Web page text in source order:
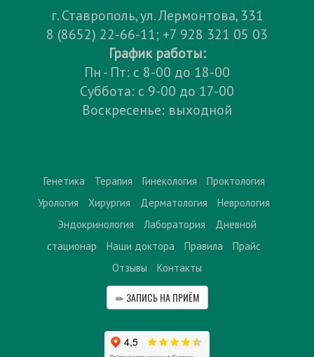
г. Ставрополь, ул. Лермонтова, 331
8 (8652) 22-66-11; +7 928 321 05 03
График работы:
Пн - Пт: с 8-00 до 18-00
Суббота: с 9-00 до 17-00
Воскресенье: выходной
Генетика Терапия Гинекология
Проктология
Урология
Хирургия Дерматология
Неврология
Эндокринология
Лаборатория
Дневной
стационар
Наши доктора Правила
Прайс
Отзывы
Контакты
ЗАПИСЬ НА ПРИЁМ